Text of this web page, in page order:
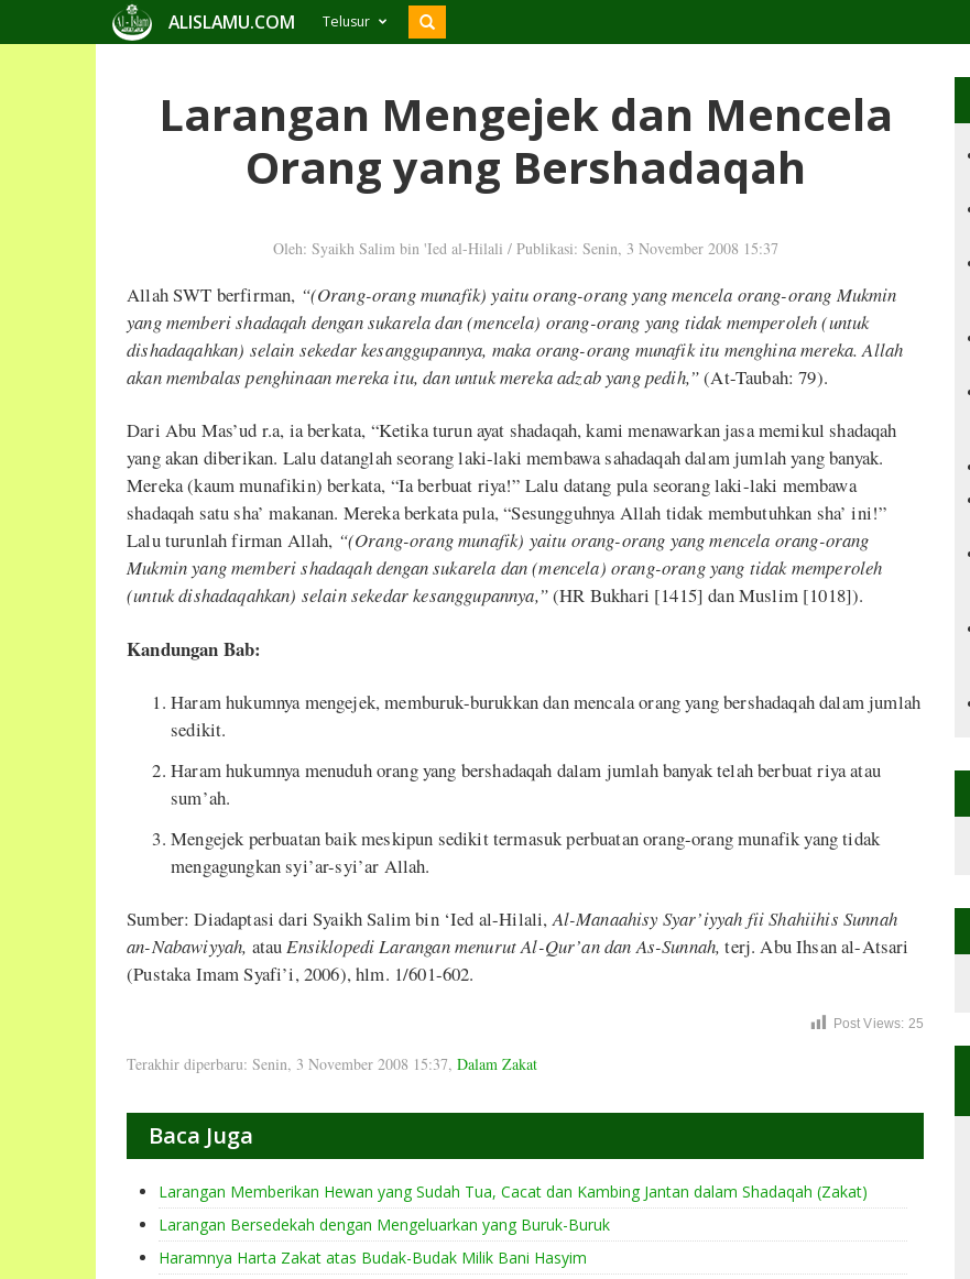
ALISLAMU.COM Telusur
Larangan Mengejek dan Mencela
Orang yang Bershadaqah
Oleh: Syaikh Salim bin 'Ied al-Hilali / Publikasi: Senin, 3 November 2008 15:37
Allah SWT berfirman, “(Orang-orang munafik) yaitu orang-orang yang mencela orang-orang Mukmin
yang memberi shadaqah dengan sukarela dan (mencela) orang-orang yang tidak memperoleh (untuk
dishadaqahkan) selain sekedar kesanggupannya, maka orang-orang munafik itu menghina mereka. Allah
akan membalas penghinaan mereka itu, dan untuk mereka adzab yang pedih,”(At-Taubah: 79).
Dari Abu Mas’ud r.a, ia berkata, “Ketika turun ayat shadaqah, kami menawarkan jasa memikul shadaqah
yang akan diberikan. Lalu datanglah seorang laki-laki membawa sahadaqah dalam jumlah yang banyak.
Mereka (kaum munafikin) berkata, “Ia berbuat riya!” Lalu datang pula seorang laki-laki membawa
shadaqah satu sha’ makanan. Mereka berkata pula, “Sesungguhnya Allah tidak membutuhkan sha’ ini!”
Lalu turunlah firman Allah, “(Orang-orang munafik) yaitu orang-orang yang mencela orang-orang
Mukmin yang memberi shadaqah dengan sukarela dan (mencela) orang-orang yang tidak memperoleh
(untuk dishadaqahkan) selain sekedar kesanggupannya,”(HR Bukhari [1415] dan Muslim [1018]).
Kandungan Bab:
Haram hukumnya mengejek, memburuk-burukkan dan mencala orang yang bershadaqah dalam jumlah
sedikit.
Haram hukumnya menuduh orang yang bershadaqah dalam jumlah banyak telah berbuat riya atau
sum’ah.
Mengejek perbuatan baik meskipun sedikit termasuk perbuatan orang-orang munafik yang tidak
mengagungkan syi’ar-syi’ar Allah.
Sumber: Diadaptasi dari Syaikh Salim bin ‘Ied al-Hilali,Al-Manaahisy Syar’iyyah fii Shahiihis Sunnah
an-Nabawiyyah, atauEnsiklopedi Larangan menurut Al-Qur’an dan As-Sunnah, terj. Abu Ihsan al-Atsari
(Pustaka Imam Syafi’i, 2006), hlm. 1/601-602.
Post Views: 25
Terakhir diperbaru: Senin, 3 November 2008 15:37, Dalam Zakat
Baca Juga
Larangan Memberikan Hewan yang Sudah Tua, Cacat dan Kambing Jantan dalam Shadaqah (Zakat)
Larangan Bersedekah dengan Mengeluarkan yang Buruk-Buruk
Haramnya Harta Zakat atas Budak-Budak Milik Bani Hasyim